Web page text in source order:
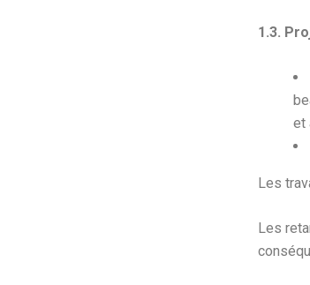
1.3.
et
Les
Les